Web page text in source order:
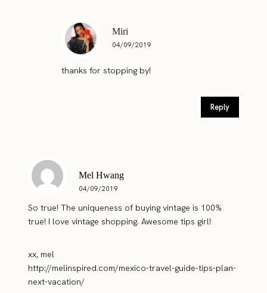
Miri
04/09/2019
thanks for stopping by!
Reply
Mel Hwang
04/09/2019
So true! The uniqueness of buying vintage is 100%
true! I love vintage shopping. Awesome tips girl!
xx, mel
http://melinspired.com/mexico-travel-guide-tips-plan-
next-vacation/